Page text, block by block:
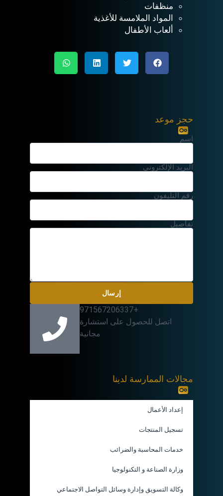
منظفات
المواد الملامسة للأغذية
ألعاب الأطفال
حجز موعد
اسم
البريد الإلكتروني
رقم التليفون
تفاصيل
إرسال
+971567206337
اتصل للحصول على استشارة
مجانية
مجالات الممارسة لدينا
إعداد الأعمال
تسجيل المنتجات
خدمات المحاسبة والضرائب
وزارة الصناعة و التكنولوجيا
وكالة التسويق وإدارة وسائل التواصل الاجتماعي